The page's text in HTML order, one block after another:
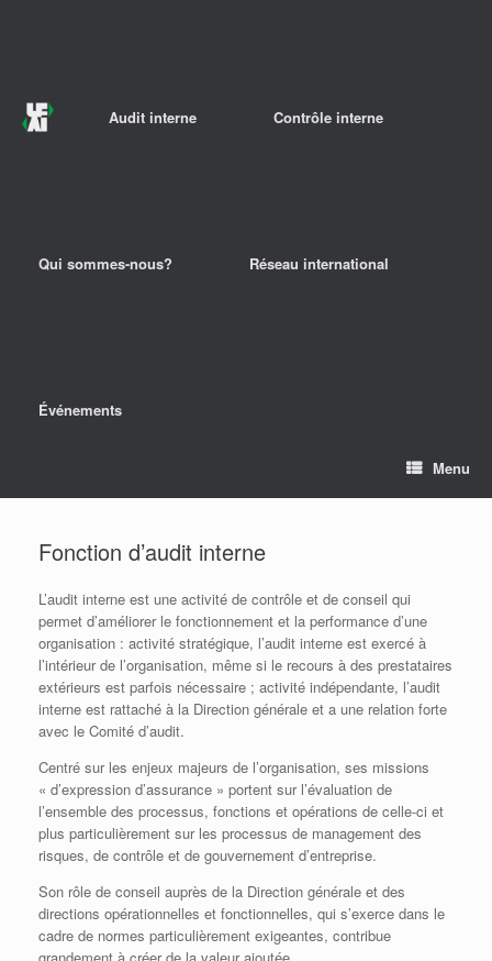
Audit interne Contrôle interne
Qui sommes-nous? Réseau international
Événements
Menu
Fonction d’audit interne
L’audit interne est une activité de contrôle et de conseil qui
permet d’améliorer le fonctionnement et la performance d’une
organisation : activité stratégique, l’audit interne est exercé à
l’intérieur de l’organisation, même si le recours à des prestataires
extérieurs est parfois nécessaire ; activité indépendante, l’audit
interne est rattaché à la Direction générale et a une relation forte
avec le Comité d’audit.
Centré sur les enjeux majeurs de l’organisation, ses missions
« d’expression d’assurance » portent sur l’évaluation de
l’ensemble des processus, fonctions et opérations de celle-ci et
plus particulièrement sur les processus de management des
risques, de contrôle et de gouvernement d’entreprise.
Son rôle de conseil auprès de la Direction générale et des
directions opérationnelles et fonctionnelles, qui s’exerce dans le
cadre de normes particulièrement exigeantes, contribue